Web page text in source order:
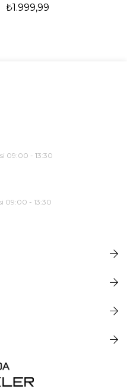
₺1.999,99
09:00 - 13:30
09:00 - 13:30